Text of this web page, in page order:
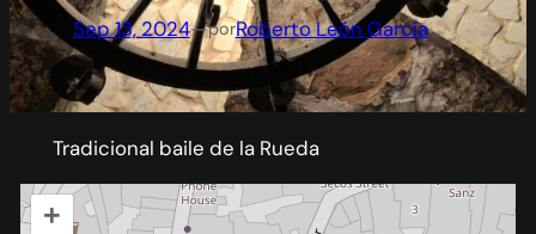
Sep 13, 2024—porRoberto León García
Tradicional baile de la Rueda
+